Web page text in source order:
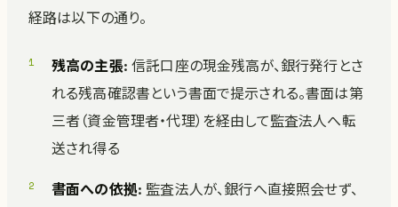
経路は以下の通り。
残高の主張: 信託口座の現金残高が、銀行発行とさ
れる残高確認書という書面で提示される。書面は第
三者（資金管理者・代理）を経由して監査法人へ転
送され得る
書面への依拠: 監査法人が、銀行へ直接照会せず、